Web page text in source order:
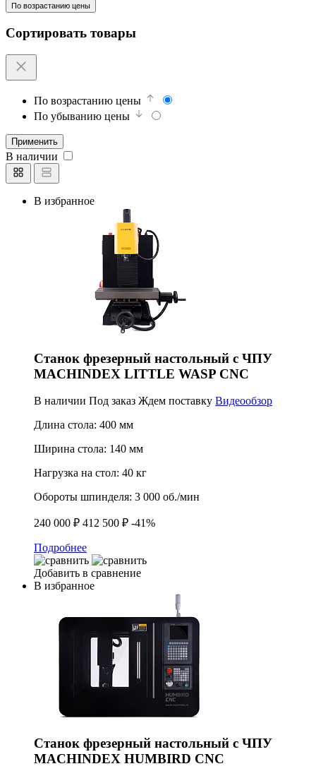
По возрастанию цены
Сортировать товары
По возрастанию цены
По убыванию цены
Применить
В наличии
В избранное
Станок фрезерный настольный с ЧПУ
MACHINDEX LITTLE WASP CNC
В наличии Под заказ Ждем поставку Видеообзор
Длина стола: 400 мм
Ширина стола: 140 мм
Нагрузка на стол: 40 кг
Обороты шпинделя: 3 000 об./мин
240 000 ₽ 412 500 ₽ -41%
Подробнее
Добавить в сравнение
В избранное
Станок фрезерный настольный с ЧПУ
MACHINDEX HUMBIRD CNC